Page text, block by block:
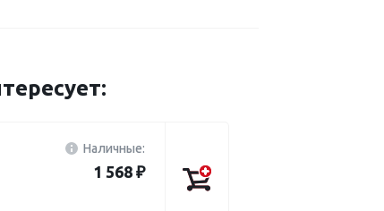
Наличные:
1 568 ₽